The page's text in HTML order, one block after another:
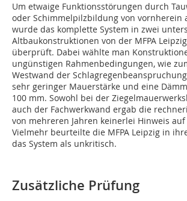
Um etwaige Funktionsstörungen durch
oder Schimmelpilzbildung von vornherein
wurde das komplette System in zwei
Altbaukonstruktionen von der MFPA
überprüft. Dabei wählte man
ungünstigen Rahmenbedingungen, wie
Westwand der
sehr geringer Mauerstärke und eine
100 mm. Sowohl bei der
auch der Fachwerkwand ergab die
von mehreren Jahren keinerlei Hinweis
Vielmehr beurteilte die MFPA Leipzig in
das System als unkritisch.
Zusätzliche Prüfung